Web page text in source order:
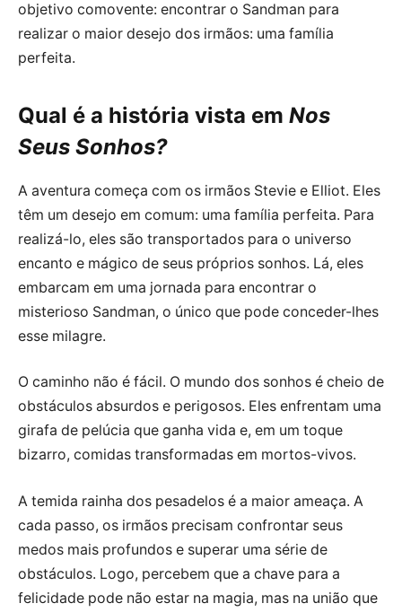
objetivo comovente: encontrar o Sandman para
realizar o maior desejo dos irmãos: uma família
perfeita.
Qual é a história vista em Nos
Seus Sonhos?
A aventura começa com os irmãos Stevie e Elliot. Eles
têm um desejo em comum: uma família perfeita. Para
realizá-lo, eles são transportados para o universo
encanto e mágico de seus próprios sonhos. Lá, eles
embarcam em uma jornada para encontrar o
misterioso Sandman, o único que pode conceder-lhes
esse milagre.
O caminho não é fácil. O mundo dos sonhos é cheio de
obstáculos absurdos e perigosos. Eles enfrentam uma
girafa de pelúcia que ganha vida e, em um toque
bizarro, comidas transformadas em mortos-vivos.
A temida rainha dos pesadelos é a maior ameaça. A
cada passo, os irmãos precisam confrontar seus
medos mais profundos e superar uma série de
obstáculos. Logo, percebem que a chave para a
felicidade pode não estar na magia, mas na união que